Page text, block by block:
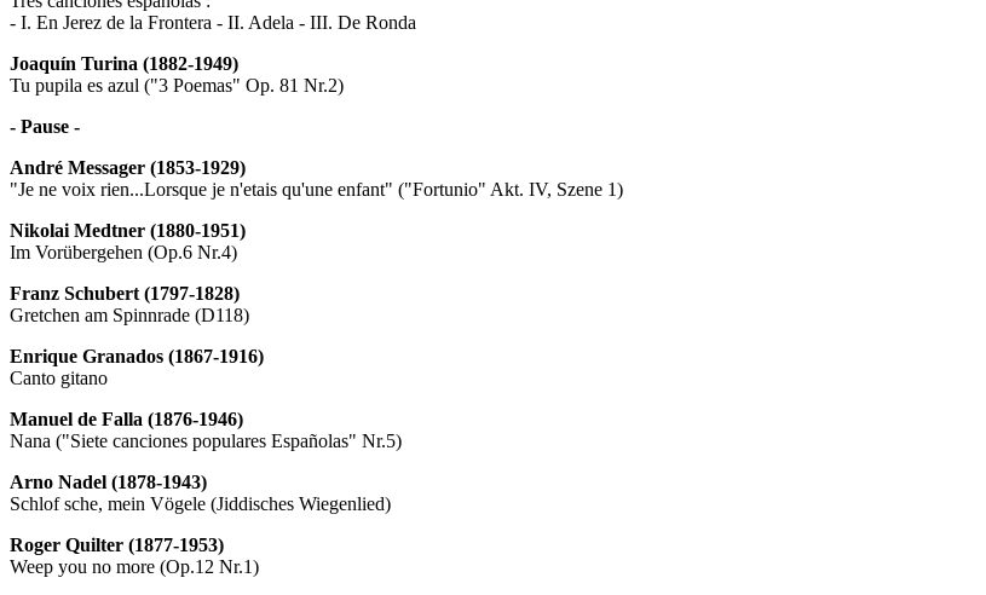
- I. En Jerez de la Frontera - II. Adela - III. De Ronda
Joaquín Turina (1882-1949)
Tu pupila es azul ("3 Poemas" Op. 81 Nr.2)
- Pause -
André Messager (1853-1929)
"Je ne voix rien...Lorsque je n'etais qu'une enfant" ("Fortunio" Akt. IV, Szene 1)
Nikolai Medtner (1880-1951)
Im Vorübergehen (Op.6 Nr.4)
Franz Schubert (1797-1828)
Gretchen am Spinnrade (D118)
Enrique Granados (1867-1916)
Canto gitano
Manuel de Falla (1876-1946)
Nana ("Siete canciones populares Españolas" Nr.5)
Arno Nadel (1878-1943)
Schlof sche, mein Vögele (Jiddisches Wiegenlied)
Roger Quilter (1877-1953)
Weep you no more (Op.12 Nr.1)